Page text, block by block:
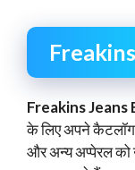
Freakins Jeans
के लिए अपने कैटलॉग
और अन्य अप्पेरल को